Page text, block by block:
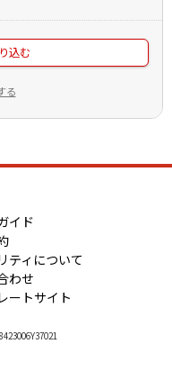
込む
る
イド
ティについて
わせ
ートサイト